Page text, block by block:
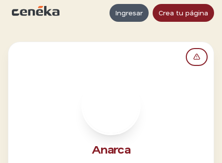
Ingresar Crea tu página
Anarca